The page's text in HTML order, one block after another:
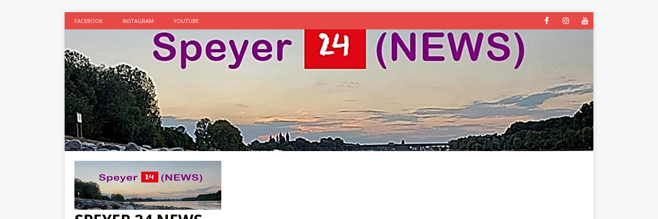
FACEBOOK INSTAGRAM YOUTUBE